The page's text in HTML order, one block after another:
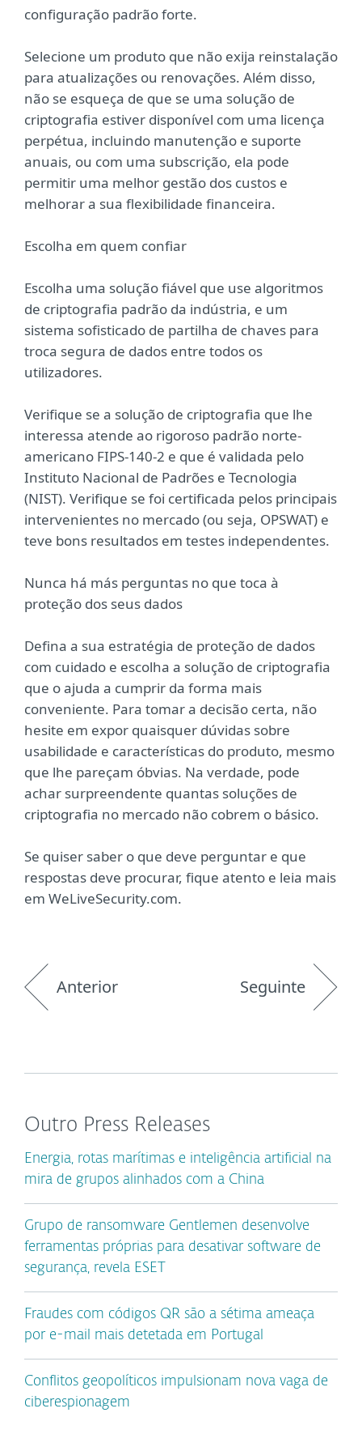
configuração padrão forte.
Selecione um produto que não exija reinstalação
para atualizações ou renovações. Além disso,
não se esqueça de que se uma solução de
criptografia estiver disponível com uma licença
perpétua, incluindo manutenção e suporte
anuais, ou com uma subscrição, ela pode
permitir uma melhor gestão dos custos e
melhorar a sua flexibilidade financeira.
Escolha em quem confiar
Escolha uma solução fiável que use algoritmos
de criptografia padrão da indústria, e um
sistema sofisticado de partilha de chaves para
troca segura de dados entre todos os
utilizadores.
Verifique se a solução de criptografia que lhe
interessa atende ao rigoroso padrão norte-
americano FIPS-140-2 e que é validada pelo
Instituto Nacional de Padrões e Tecnologia
(NIST). Verifique se foi certificada pelos principais
intervenientes no mercado (ou seja, OPSWAT) e
teve bons resultados em testes independentes.
Nunca há más perguntas no que toca à
proteção dos seus dados
Defina a sua estratégia de proteção de dados
com cuidado e escolha a solução de criptografia
que o ajuda a cumprir da forma mais
conveniente. Para tomar a decisão certa, não
hesite em expor quaisquer dúvidas sobre
usabilidade e características do produto, mesmo
que lhe pareçam óbvias. Na verdade, pode
achar surpreendente quantas soluções de
criptografia no mercado não cobrem o básico.
Se quiser saber o que deve perguntar e que
respostas deve procurar, fique atento e leia mais
em WeLiveSecurity.com.
Anterior Seguinte
Outro Press Releases
Energia, rotas marítimas e inteligência artificial na
mira de grupos alinhados com a China
Grupo de ransomware Gentlemen desenvolve
ferramentas próprias para desativar software de
segurança, revela ESET
Fraudes com códigos QR são a sétima ameaça
por e-mail mais detetada em Portugal
Conflitos geopolíticos impulsionam nova vaga de
ciberespionagem